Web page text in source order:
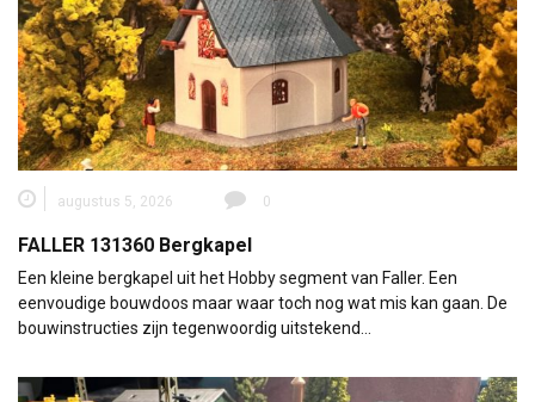
augustus 5, 2026 0
FALLER 131360 Bergkapel
Een kleine bergkapel uit het Hobby segment van Faller. Een
eenvoudige bouwdoos maar waar toch nog wat mis kan gaan. De
bouwinstructies zijn tegenwoordig uitstekend…